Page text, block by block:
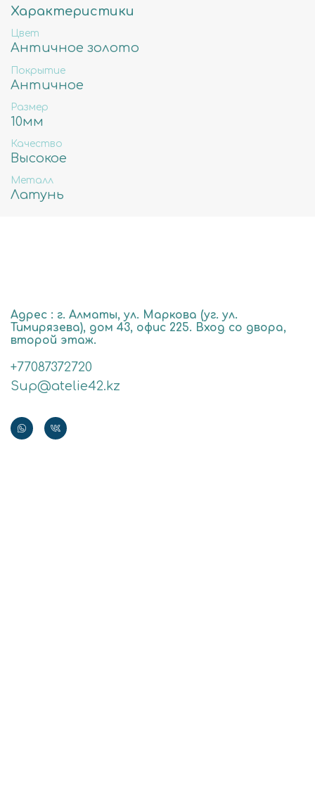
Состав: Латунь высокого качества
Не содержит свинца, никеля и кадмия.
Характеристики
Цвет
Античное золото
Покрытие
Античное
Размер
10мм
Качество
Высокое
Металл
Латунь
Адрес : г. Алматы, ул. Маркова (уг. ул.
Тимирязева), дом 43, офис 225. Вход со двора,
второй этаж.
+77087372720
Sup@atelie42.kz